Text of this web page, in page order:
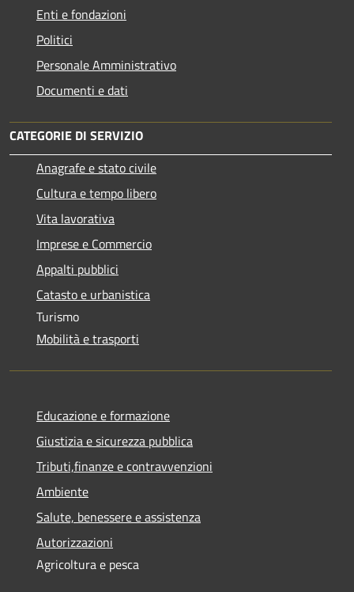
Enti e fondazioni
Politici
Personale Amministrativo
Documenti e dati
CATEGORIE DI SERVIZIO
Anagrafe e stato civile
Cultura e tempo libero
Vita lavorativa
Imprese e Commercio
Appalti pubblici
Catasto e urbanistica
Turismo
Mobilità e trasporti
Educazione e formazione
Giustizia e sicurezza pubblica
Tributi,finanze e contravvenzioni
Ambiente
Salute, benessere e assistenza
Autorizzazioni
Agricoltura e pesca